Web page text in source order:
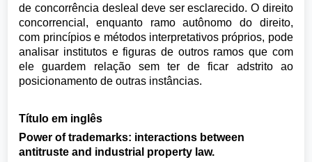
de concorrência desleal deve ser esclarecido. O direito
concorrencial, enquanto ramo autônomo do direito,
com princípios e métodos interpretativos próprios, pode
analisar institutos e figuras de outros ramos que com
ele guardem relação sem ter de ficar adstrito ao
posicionamento de outras instâncias.
Título em inglês
Power of trademarks: interactions between
antitruste and industrial property law.